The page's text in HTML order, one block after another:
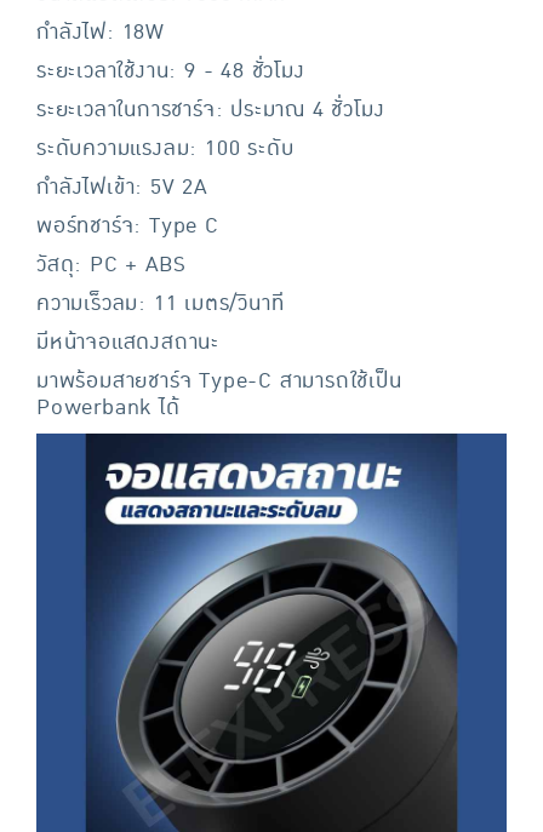
กำลังไฟ: 18W
ระยะเวลาใช้งาน: 9 - 48 ชั่วโมง
ระยะเวลาในการชาร์จ: ประมาณ 4 ชั่วโมง
ระดับความแรงลม: 100 ระดับ
กำลังไฟเข้า: 5V 2A
พอร์ทชาร์จ: Type C
วัสดุ: PC + ABS
ความเร็วลม: 11 เมตร/วินาที
มีหน้าจอแสดงสถานะ
มาพร้อมสายชาร์จ Type-C สามารถใช้เป็น
Powerbank ได้